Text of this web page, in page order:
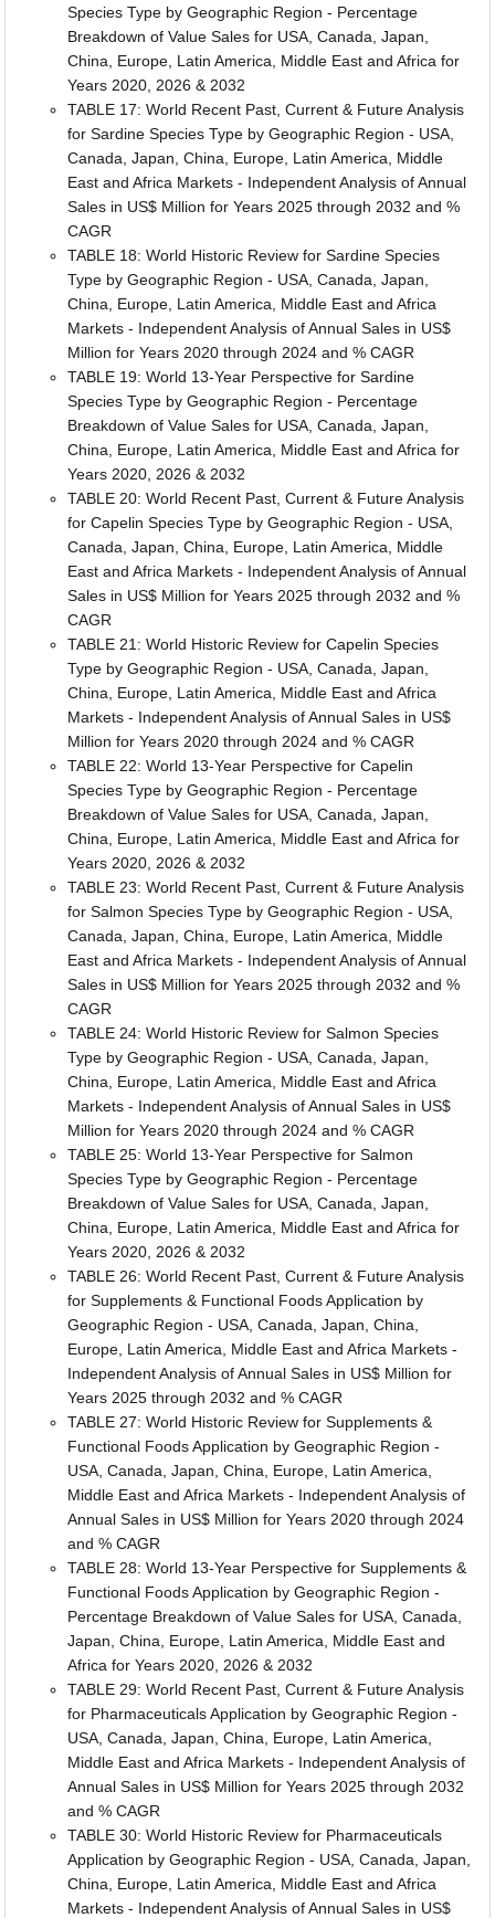
Species Type by Geographic Region - Percentage
Breakdown of Value Sales for USA, Canada, Japan,
China, Europe, Latin America, Middle East and Africa for
Years 2020, 2026 & 2032
TABLE 17: World Recent Past, Current & Future Analysis
for Sardine Species Type by Geographic Region - USA,
Canada, Japan, China, Europe, Latin America, Middle
East and Africa Markets - Independent Analysis of Annual
Sales in US$ Million for Years 2025 through 2032 and %
CAGR
TABLE 18: World Historic Review for Sardine Species
Type by Geographic Region - USA, Canada, Japan,
China, Europe, Latin America, Middle East and Africa
Markets - Independent Analysis of Annual Sales in US$
Million for Years 2020 through 2024 and % CAGR
TABLE 19: World 13-Year Perspective for Sardine
Species Type by Geographic Region - Percentage
Breakdown of Value Sales for USA, Canada, Japan,
China, Europe, Latin America, Middle East and Africa for
Years 2020, 2026 & 2032
TABLE 20: World Recent Past, Current & Future Analysis
for Capelin Species Type by Geographic Region - USA,
Canada, Japan, China, Europe, Latin America, Middle
East and Africa Markets - Independent Analysis of Annual
Sales in US$ Million for Years 2025 through 2032 and %
CAGR
TABLE 21: World Historic Review for Capelin Species
Type by Geographic Region - USA, Canada, Japan,
China, Europe, Latin America, Middle East and Africa
Markets - Independent Analysis of Annual Sales in US$
Million for Years 2020 through 2024 and % CAGR
TABLE 22: World 13-Year Perspective for Capelin
Species Type by Geographic Region - Percentage
Breakdown of Value Sales for USA, Canada, Japan,
China, Europe, Latin America, Middle East and Africa for
Years 2020, 2026 & 2032
TABLE 23: World Recent Past, Current & Future Analysis
for Salmon Species Type by Geographic Region - USA,
Canada, Japan, China, Europe, Latin America, Middle
East and Africa Markets - Independent Analysis of Annual
Sales in US$ Million for Years 2025 through 2032 and %
CAGR
TABLE 24: World Historic Review for Salmon Species
Type by Geographic Region - USA, Canada, Japan,
China, Europe, Latin America, Middle East and Africa
Markets - Independent Analysis of Annual Sales in US$
Million for Years 2020 through 2024 and % CAGR
TABLE 25: World 13-Year Perspective for Salmon
Species Type by Geographic Region - Percentage
Breakdown of Value Sales for USA, Canada, Japan,
China, Europe, Latin America, Middle East and Africa for
Years 2020, 2026 & 2032
TABLE 26: World Recent Past, Current & Future Analysis
for Supplements & Functional Foods Application by
Geographic Region - USA, Canada, Japan, China,
Europe, Latin America, Middle East and Africa Markets -
Independent Analysis of Annual Sales in US$ Million for
Years 2025 through 2032 and % CAGR
TABLE 27: World Historic Review for Supplements &
Functional Foods Application by Geographic Region -
USA, Canada, Japan, China, Europe, Latin America,
Middle East and Africa Markets - Independent Analysis of
Annual Sales in US$ Million for Years 2020 through 2024
and % CAGR
TABLE 28: World 13-Year Perspective for Supplements &
Functional Foods Application by Geographic Region -
Percentage Breakdown of Value Sales for USA, Canada,
Japan, China, Europe, Latin America, Middle East and
Africa for Years 2020, 2026 & 2032
TABLE 29: World Recent Past, Current & Future Analysis
for Pharmaceuticals Application by Geographic Region -
USA, Canada, Japan, China, Europe, Latin America,
Middle East and Africa Markets - Independent Analysis of
Annual Sales in US$ Million for Years 2025 through 2032
and % CAGR
TABLE 30: World Historic Review for Pharmaceuticals
Application by Geographic Region - USA, Canada, Japan,
China, Europe, Latin America, Middle East and Africa
Markets - Independent Analysis of Annual Sales in US$